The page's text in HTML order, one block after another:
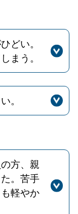
添いで別車
外来患者さ
す。正面玄関
伝えていただ
発行しま
どい。
まう。
ます。駐車場
いては、種々
日からアイン
す。大変ご
。
ます。修繕が
下旬に交換
方、親
。苦手
軽やか